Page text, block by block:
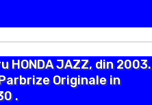
HONDA JAZZ, din 2003.
Originale in
.